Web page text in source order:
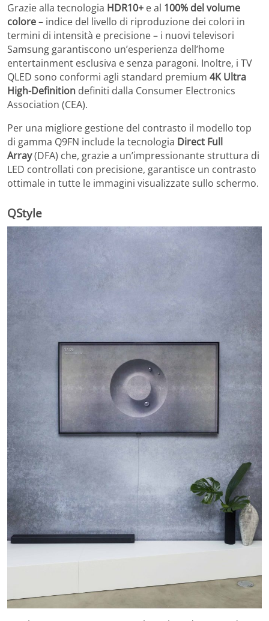
Grazie alla tecnologia HDR10+ e al 100% del volume
colore– indice del livello di riproduzione dei colori in
termini di intensità e precisione – i nuovi televisori
Samsung garantiscono un’esperienza dell’home
entertainment esclusiva e senza paragoni. Inoltre, i TV
QLED sono conformi agli standard premium 4K Ultra
High-Definition definiti dalla Consumer Electronics
Association (CEA).
Per una migliore gestione del contrasto il modello top
di gamma Q9FN include la tecnologia Direct Full
Array(DFA) che, grazie a un’impressionante struttura di
LED controllati con precisione, garantisce un contrasto
ottimale in tutte le immagini visualizzate sullo schermo.
QStyle